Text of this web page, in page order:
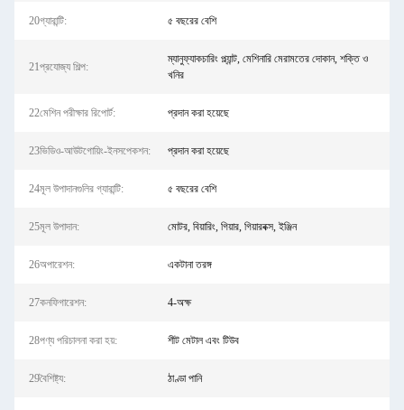
20গ্যারান্টি: ৫ বছরের বেশি
21প্রযোজ্য শিল্প:
ম্যানুফ্যাকচারিং প্ল্যান্ট, মেশিনারি মেরামতের দোকান, শক্তি ও
খনির
22মেশিন পরীক্ষার রিপোর্ট: প্রদান করা হয়েছে
23ভিডিও-আউটগোয়িং-ইনসপেকশন: প্রদান করা হয়েছে
24মূল উপাদানগুলির গ্যারান্টি: ৫ বছরের বেশি
25মূল উপাদান: মোটর, বিয়ারিং, গিয়ার, গিয়ারবক্স, ইঞ্জিন
26অপারেশন: একটানা তরঙ্গ
27কনফিগারেশন: 4-অক্ষ
28পণ্য পরিচালনা করা হয়: শীট মেটাল এবং টিউব
29বৈশিষ্ট্য: ঠাণ্ডা পানি